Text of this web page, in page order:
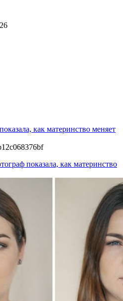
как материнство меняет
показала, как материнство